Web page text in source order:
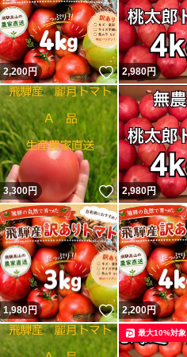
2,200円 いいね！
2,980円
3,300円 いいね！
2,980円
1,980円 いいね！
2,200円
最大10%対象